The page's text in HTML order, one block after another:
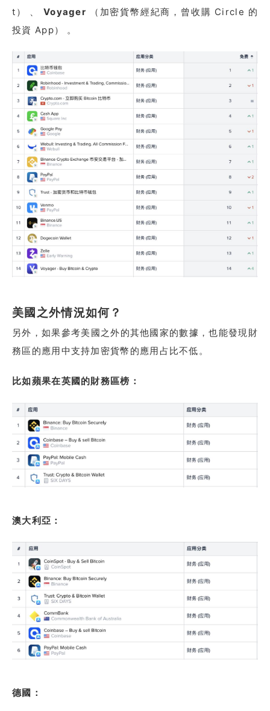
t） 、 Voyager （加密貨幣經紀商，曾收購 Circle 的
投資 App） 。
美國之外情況如何？
另外，如果參考美國之外的其他國家的數據，也能發現財
務區的應用中支持加密貨幣的應用占比不低。
比如蘋果在英國的財務區榜：
澳大利亞：
德國：